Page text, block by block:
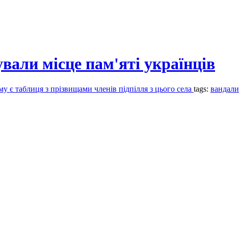
місце пам'яті українців
таблиця з прізвищами членів підпілля з цього села tags: вандали